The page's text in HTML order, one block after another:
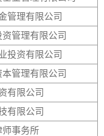
管理有限公司
管理有限公司
投资有限公司
管理有限公司
有限公司
有限公司
师事务所